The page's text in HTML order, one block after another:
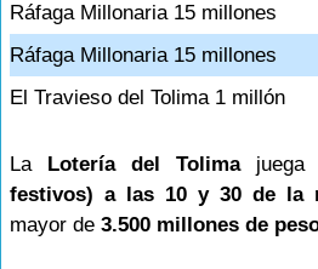
Ráfaga Millonaria 15 millones
Ráfaga Millonaria 15 millones
El Travieso del Tolima 1 millón
La Lotería del Tolimajuega
festivos) a las 10 y 30 de la
mayor de 3.500 millones de